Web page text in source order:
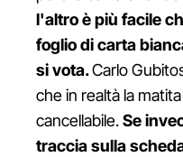
l'altro è più facile
foglio di carta
si vota.Carlo
che in realtà la
cancellabile.Se
traccia sulla